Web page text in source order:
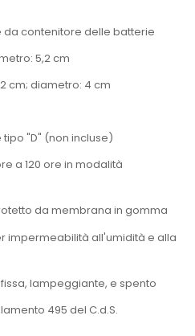
contenitore delle batterie
5,2 cm
cm; diametro: 4 cm
"D" (non incluse)
a 120 ore in modalità
da membrana in gomma
impermeabilità all'umidità e alla
lampeggiante, e spento
495 del C.d.S.